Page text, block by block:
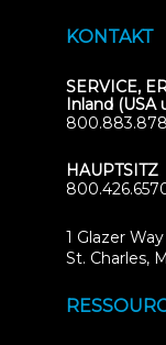
KONTAKT
SERVICE,
Inland (USA
HAUPTSITZ
1 Glazer Way
St. Charles,